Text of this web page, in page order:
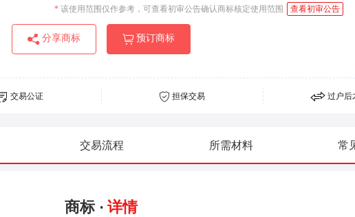
* 该使用范围仅作参考，可查看初审公告确认商标核定使用范围 查看初审公告
分享商标 预订商标
交易公证 担保交易 过户后
交易流程 所需材料 常
商标 · 详情